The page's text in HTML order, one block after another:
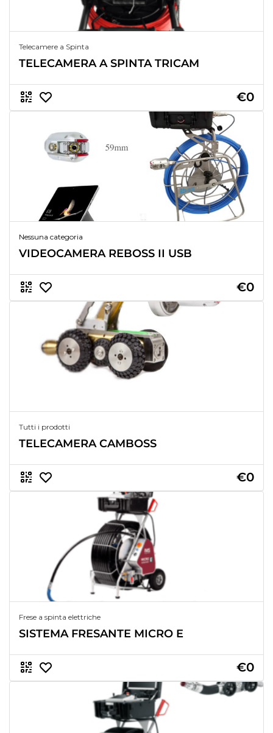
Telecamere a Spinta
TELECAMERA A SPINTA TRICAM
€0
Nessuna categoria
VIDEOCAMERA REBOSS II USB
€0
Tutti i prodotti
TELECAMERA CAMBOSS
€0
Frese a spinta elettriche
SISTEMA FRESANTE MICRO E
€0